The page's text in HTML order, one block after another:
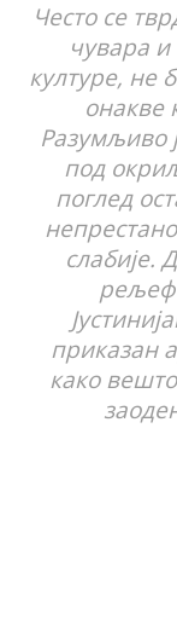
Често се
чувара
културе, не
онакве
Разумљиво
под
поглед
слабије.
рељеф
приказан
како